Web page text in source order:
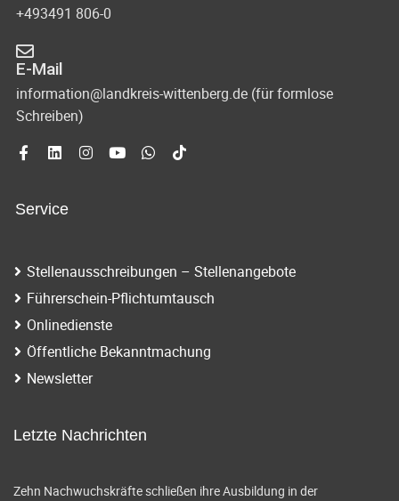
+493491 806-0
E-Mail
information@landkreis-wittenberg.de (für formlose
Schreiben)
Service
Stellenausschreibungen – Stellenangebote
Führerschein-Pflichtumtausch
Onlinedienste
Öffentliche Bekanntmachung
Newsletter
Letzte Nachrichten
Zehn Nachwuchskräfte schließen ihre Ausbildung in der